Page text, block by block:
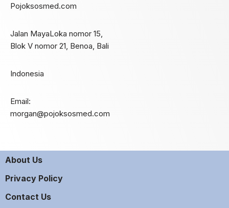
Pojoksosmed.com
Jalan MayaLoka nomor 15,
Blok V nomor 21, Benoa, Bali
Indonesia
Email:
morgan@pojoksosmed.com
About Us
Privacy Policy
Contact Us